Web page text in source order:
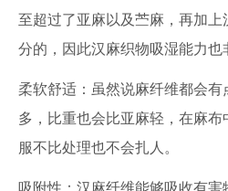
至超过了亚麻以及苎麻，再加
分的，因此汉麻织物吸湿能力也
柔软舒适：虽然说麻纤维都会
多，比重也会比亚麻轻，在麻
服不比处理也不会扎人。